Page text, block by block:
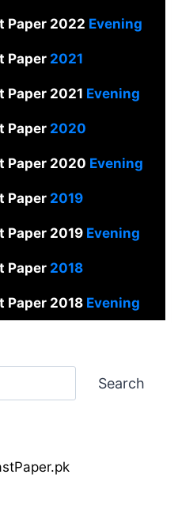
Paper 2022 Evening
Paper 2021
Paper 2021 Evening
Paper 2020
Paper 2020 Evening
Paper2019
Paper 2019 Evening
Paper2018
Paper 2018Evening
Search